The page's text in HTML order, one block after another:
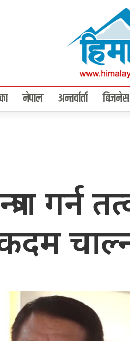
नेपाल अन्तर्वार्ता बिजनेस
गर्न
कदम